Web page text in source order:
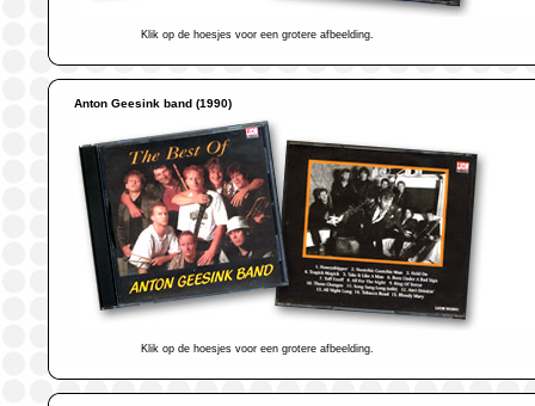
Klik op de hoesjes voor een grotere afbeelding.
Anton Geesink band (1990)
Klik op de hoesjes voor een grotere afbeelding.